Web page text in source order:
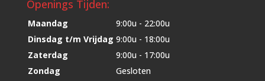
Openings Tijden:
Maandag
9:00u - 22:00u
Dinsdag t/m Vrijdag 9:00u - 18:00u
Zaterdag
9:00u - 17:00u
Zondag
Gesloten